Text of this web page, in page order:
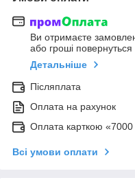
Ви отримаєте
або гроші
Детальніше
Післяплата
Оплата на рахунок
Оплата карткою
Всі умови оплати